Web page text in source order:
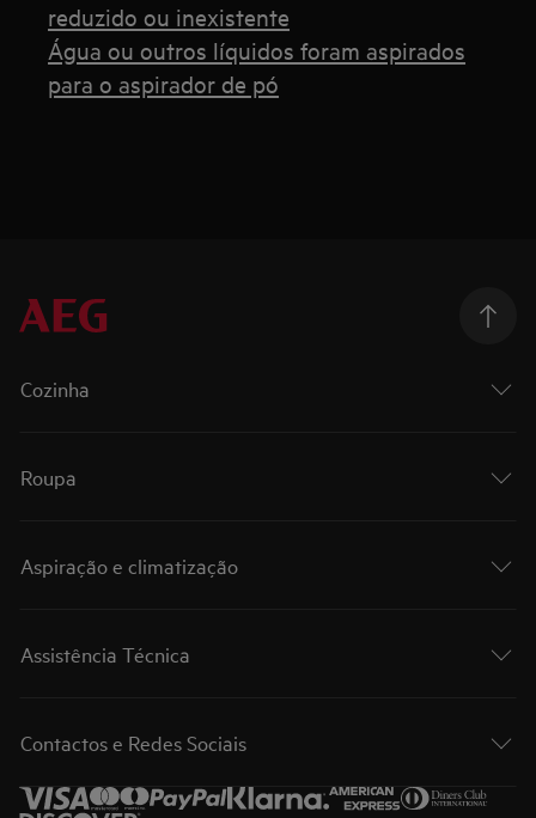
reduzido ou inexistente
Água ou outros líquidos foram aspirados
para o aspirador de pó
Cozinha
Roupa
Aspiração e climatização
Assistência Técnica
Contactos e Redes Sociais